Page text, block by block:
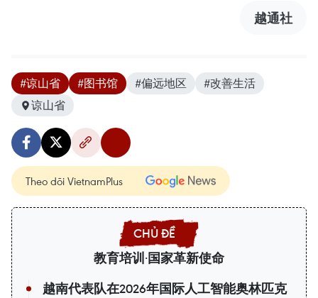
越通社
#谅山省 #图书馆 #偏远地区
#改善生活
谅山省
Theo dõi VietnamPlus
教育培训·国家革新使命
越南代表队在2026年国际人工智能奥林匹克